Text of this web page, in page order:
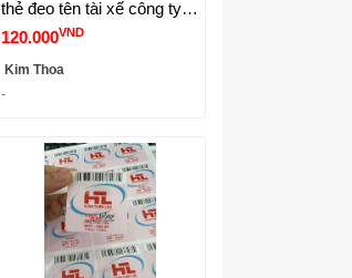
thẻ đeo tên tài xế công ty
vận tải - VINADESIGN
120.000VND
Kim Thoa
-